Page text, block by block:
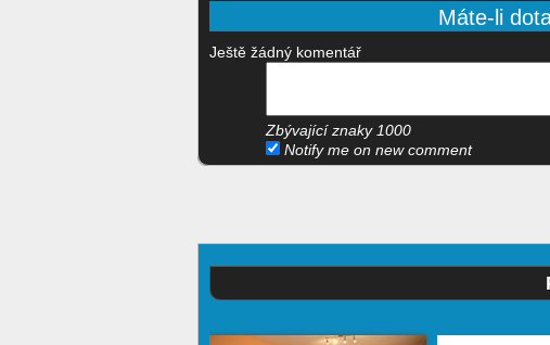
Máte-li
Ještě žádný komentář
Zbývající znaky 1000
Notify me on new comment